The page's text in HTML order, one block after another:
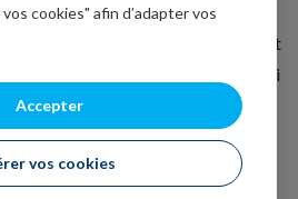
des attentes (c’est-à-dire un
restrictions actuelles), le résultat est
par rapport au plan initial qui
de la production de 2
jour.
noter que l’alliance OPEP+ a
cookies" afin d’adapter vos
Accepter
vos cookies